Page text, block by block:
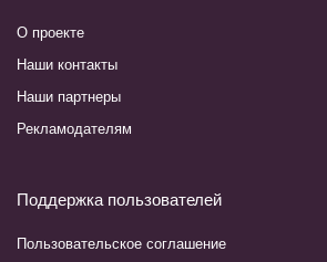
О проекте
Наши контакты
Наши партнеры
Рекламодателям
Поддержка пользователей
Пользовательское соглашение